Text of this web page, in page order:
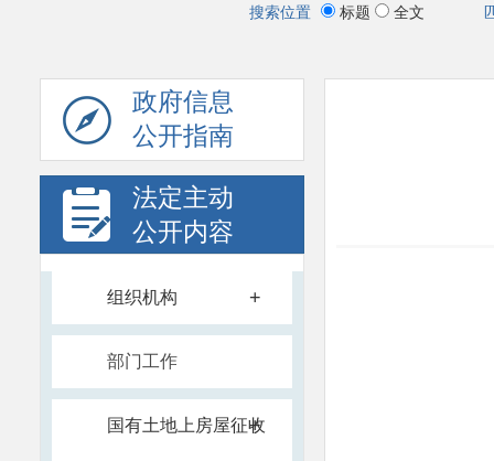
搜索位置 标题 全文
政府信息
公开指南
法定主动
公开内容
组织机构 +
部门工作
国有土地上房屋征收
+